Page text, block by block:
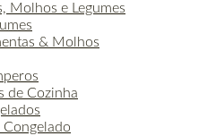
Molhos e Legumes
& Molhos
de Cozinha
Congelado